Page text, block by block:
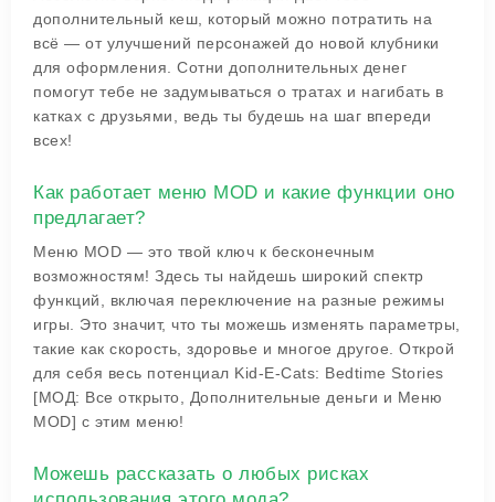
дополнительный кеш, который можно потратить на
всё — от улучшений персонажей до новой клубники
для оформления. Сотни дополнительных денег
помогут тебе не задумываться о тратах и нагибать в
катках с друзьями, ведь ты будешь на шаг впереди
всех!
Как работает меню MOD и какие функции оно
предлагает?
Меню MOD — это твой ключ к бесконечным
возможностям! Здесь ты найдешь широкий спектр
функций, включая переключение на разные режимы
игры. Это значит, что ты можешь изменять параметры,
такие как скорость, здоровье и многое другое. Открой
для себя весь потенциал Kid-E-Cats: Bedtime Stories
[МОД: Все открыто, Дополнительные деньги и Меню
MOD] с этим меню!
Можешь рассказать о любых рисках